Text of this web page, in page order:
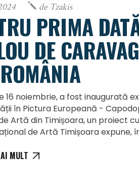
de Tzakis
PRIMA
DE
16 noiembrie, a fost inaugurată
în Pictura Europeană -
Artă din Timișoara, un proiect
de Artă Timișoara expune,
MULT